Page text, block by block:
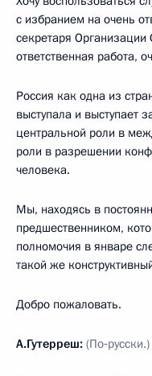
с избранием на очень
секретаря
ответственная работа,
Россия как одна из
выступала и выступает
центральной роли в
роли в разрешении
человека.
Мы, находясь в
предшественником,
полномочия в январе
такой же
Добро пожаловать.
А.Гутерреш: (По‑русски.)